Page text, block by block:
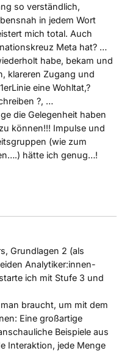
so verständlich,
in jedem Wort
mich total. Auch
Meta hat? …
habe, bekam und
klareren Zugang und
eine Wohltat,?
?, …
die Gelegenheit haben
können!!! Impulse und
(wie zum
hätte ich genug…!
Grundlagen 2 (als
Analytiker:innen-
ich mit Stufe 3 und
braucht, um mit dem
Eine großartige
Beispiele aus
Interaktion, jede Menge